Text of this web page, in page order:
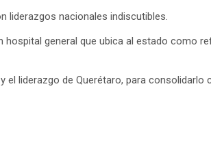
liderazgos nacionales indiscutibles.
hospital general que ubica al estado como
el liderazgo de Querétaro, para consolidarlo